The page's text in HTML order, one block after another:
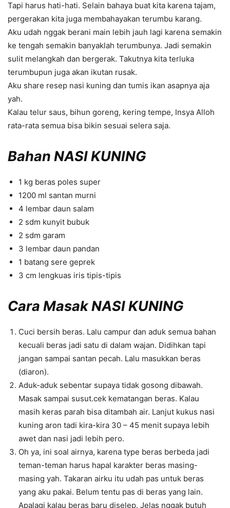
Tapi harus hati-hati. Selain bahaya buat kita karena tajam,
pergerakan kita juga membahayakan terumbu karang.
Aku udah nggak berani main lebih jauh lagi karena semakin
ke tengah semakin banyaklah terumbunya. Jadi semakin
sulit melangkah dan bergerak. Takutnya kita terluka
terumbupun juga akan ikutan rusak.
Aku share resep nasi kuning dan tumis ikan asapnya aja
yah.
Kalau telur saus, bihun goreng, kering tempe, Insya Alloh
rata-rata semua bisa bikin sesuai selera saja.
Bahan NASI KUNING
1 kg beras poles super
1200 ml santan murni
4 lembar daun salam
2 sdm kunyit bubuk
2 sdm garam
3 lembar daun pandan
1 batang sere geprek
3 cm lengkuas iris tipis-tipis
Cara Masak NASI KUNING
Cuci bersih beras. Lalu campur dan aduk semua bahan
kecuali beras jadi satu di dalam wajan. Didihkan tapi
jangan sampai santan pecah. Lalu masukkan beras
(diaron).
Aduk-aduk sebentar supaya tidak gosong dibawah.
Masak sampai susut.cek kematangan beras. Kalau
masih keras parah bisa ditambah air. Lanjut kukus nasi
kuning aron tadi kira-kira 30 – 45 menit supaya lebih
awet dan nasi jadi lebih pero.
Oh ya, ini soal airnya, karena type beras berbeda jadi
teman-teman harus hapal karakter beras masing-
masing yah. Takaran airku itu udah pas untuk beras
yang aku pakai. Belum tentu pas di beras yang lain.
Apalagi kalau beras baru diselep. Jelas nggak butuh